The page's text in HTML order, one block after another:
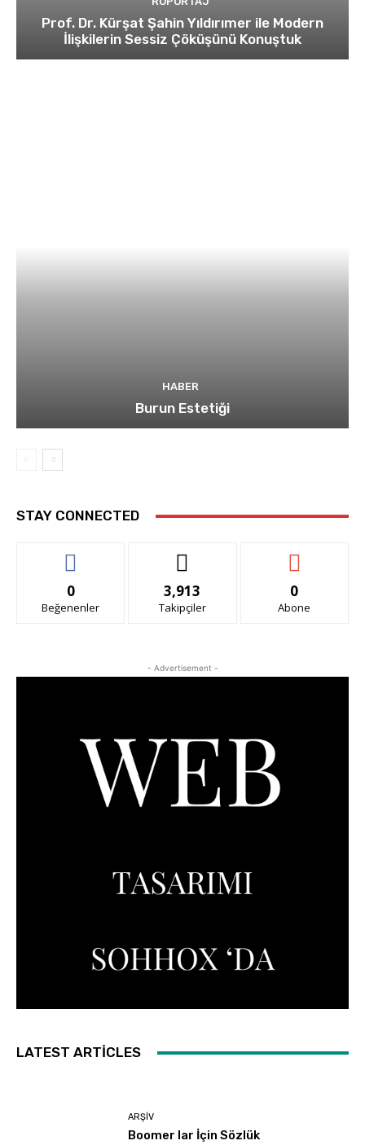
Prof. Dr. Kürşat Şahin Yıldırımer ile Modern
İlişkilerin Sessiz Çöküşünü Konuştuk
HABER
Burun Estetiği
STAY CONNECTED
0
Beğenenler
3,913
Takipçiler
0
Abone
- Advertisement -
LATEST ARTICLES
ARŞIV
Boomer lar İçin Sözlük